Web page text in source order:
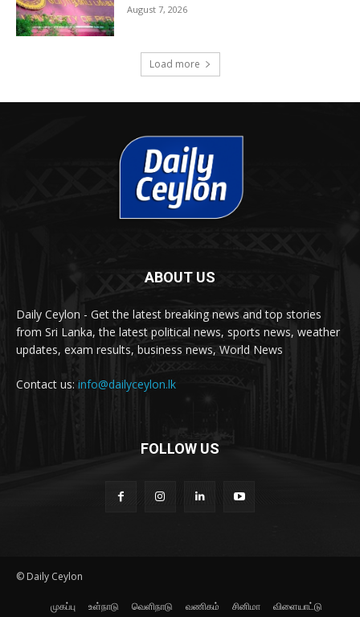
August 7, 2026
Load more
ABOUT US
Daily Ceylon - Get the latest breaking news and top stories
from Sri Lanka, the latest political news, sports news, weather
updates, exam results, business news, World News
Contact us: info@dailyceylon.lk
FOLLOW US
© Daily Ceylon
முகப்பு உள்நாடு வெளிநாடு வணிகம் சினிமா விளையாட்டு